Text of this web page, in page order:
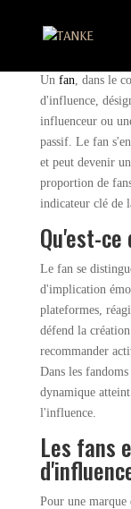
Un fan, dans le
d'influence,
influenceur ou
passif. Le fan
et peut devenir
proportion de
indicateur clé de
Qu'est-
Le fan se
d'implication
plateformes,
défend la
recommander
Dans les
dynamique
l'influence.
Les fans
Pour une